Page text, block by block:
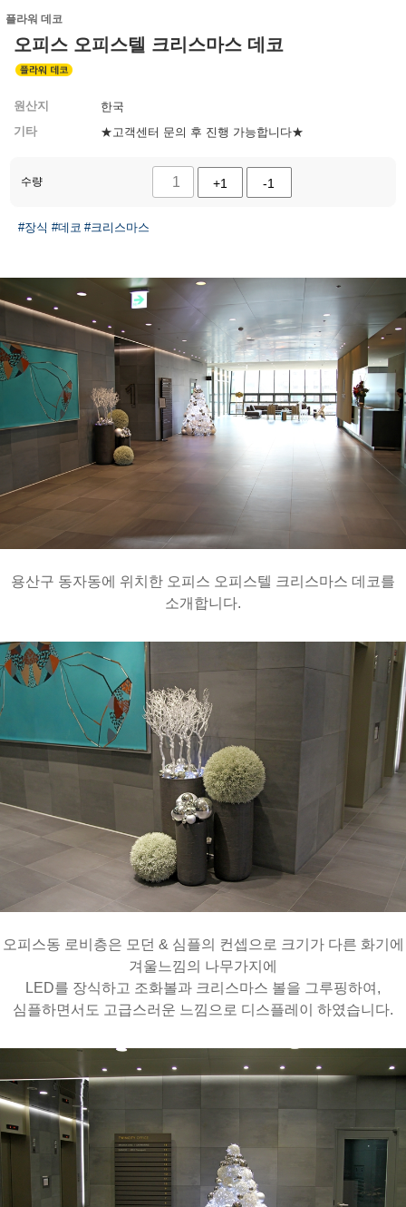
플라워 데코
오피스 오피스텔 크리스마스 데코
원산지
한국
기타
★고객센터 문의 후 진행 가능합니다★
수량 +1 -1
#장식 #데코 #크리스마스
용산구 동자동에 위치한 오피스 오피스텔 크리스마스 데코를
소개합니다.
오피스동 로비층은 모던 & 심플의 컨셉으로 크기가 다른 화기에
겨울느낌의 나무가지에
LED를 장식하고 조화볼과 크리스마스 볼을 그루핑하여,
심플하면서도 고급스러운 느낌으로 디스플레이 하였습니다.